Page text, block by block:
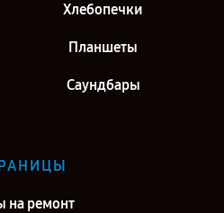
Хлебопечки
Планшеты
Саундбары
на ремонт